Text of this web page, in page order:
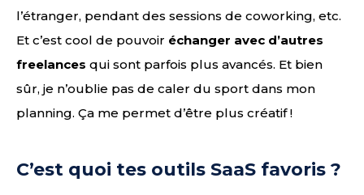
l’étranger, pendant des sessions de coworking, etc.
Et c’est cool de pouvoir échanger avec d’autres
freelances qui sont parfois plus avancés. Et bien
sûr, je n’oublie pas de caler du sport dans mon
planning. Ça me permet d’être plus créatif !
C’est quoi tes outils SaaS favoris ?